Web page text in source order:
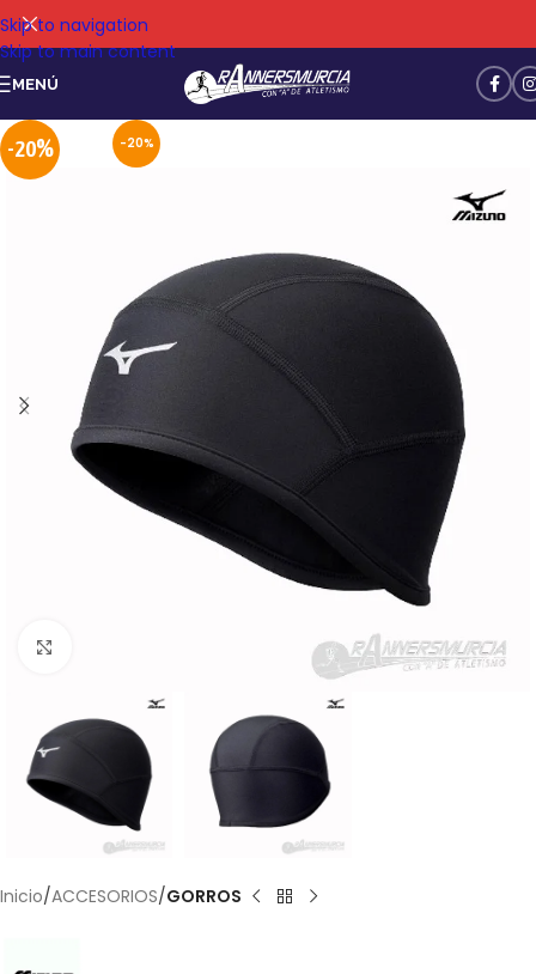
Skip to navigation
Skip to main content
MENÚ
-20%
-20%
Inicio ACCESORIOS GORROS